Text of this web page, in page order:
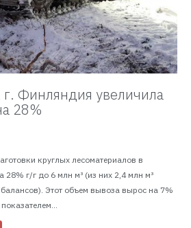
Финляндия увеличила
28%
круглых лесоматериалов в
г/г до 6 млн м³ (из них 2,4 млн м³
Этот объем вывоза вырос на 7%